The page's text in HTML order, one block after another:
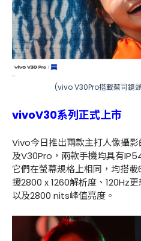
(vivo V30Pro搭載蔡司鏡
vivoV30系列正式上市
Vivo今日推出兩款主打人像攝
及V30Pro，兩款手機均具有
它們在螢幕規格上相同，均搭
援2800 x 1260解析度、120Hz
以及2800 nits峰值亮度。